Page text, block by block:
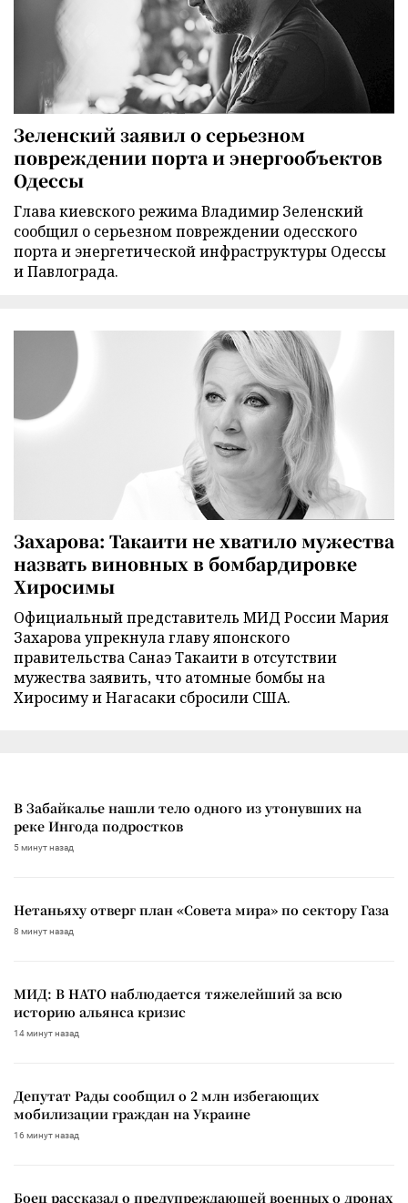
Зеленский заявил о серьезном
повреждении порта и энергообъектов
Одессы
Глава киевского режима Владимир Зеленский
сообщил о серьезном повреждении одесского
порта и энергетической инфраструктуры Одессы
и Павлограда.
Захарова: Такаити не хватило мужества
назвать виновных в бомбардировке
Хиросимы
Официальный представитель МИД России Мария
Захарова упрекнула главу японского
правительства Санаэ Такаити в отсутствии
мужества заявить, что атомные бомбы на
Хиросиму и Нагасаки сбросили США.
В Забайкалье нашли тело одного из утонувших на
реке Ингода подростков
5 минут назад
Нетаньяху отверг план «Совета мира» по сектору Газа
8 минут назад
МИД: В НАТО наблюдается тяжелейший за всю
историю альянса кризис
14 минут назад
Депутат Рады сообщил о 2 млн избегающих
мобилизации граждан на Украине
16 минут назад
Боец рассказал о предупреждающей военных о дронах